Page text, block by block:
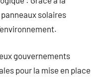
solaires
gouvernements
pour la mise en place